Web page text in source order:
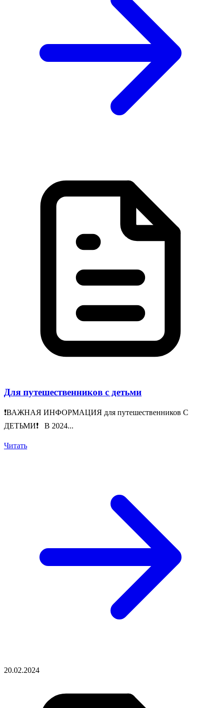
Для путешественников с детьми
❗️ВАЖНАЯ ИНФОРМАЦИЯ для путешественников С
ДЕТЬМИ❗️ В 2024...
Читать
20.02.2024